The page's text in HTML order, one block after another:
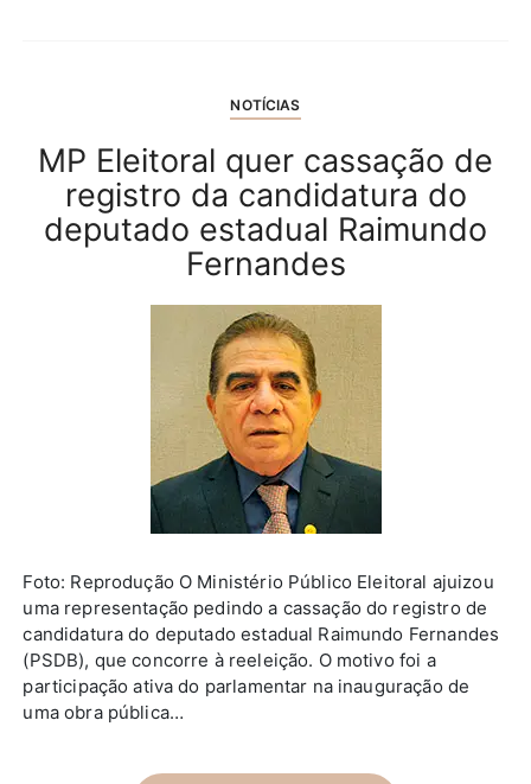
NOTÍCIAS
MP Eleitoral quer cassação de
registro da candidatura do
deputado estadual Raimundo
Fernandes
Foto: Reprodução O Ministério Público Eleitoral ajuizou
uma representação pedindo a cassação do registro de
candidatura do deputado estadual Raimundo Fernandes
(PSDB), que concorre à reeleição. O motivo foi a
participação ativa do parlamentar na inauguração de
uma obra pública…